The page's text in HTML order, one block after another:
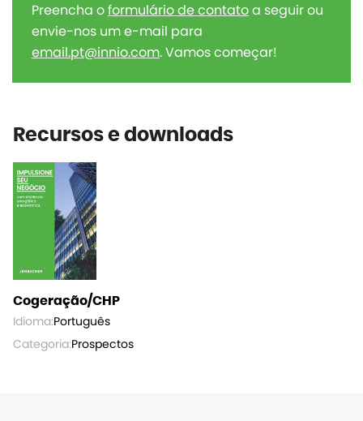
Preencha oformulário de contatoa seguir ou
envie-nos um e-mail para
email.pt@innio.com. Vamos começar!
Recursos e downloads
Cogeração/CHP
Idioma:Português
Categoria:Prospectos